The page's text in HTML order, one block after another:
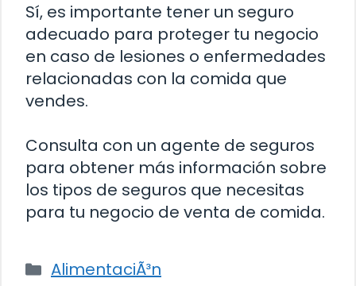
Sí, es importante tener un seguro
adecuado para proteger tu negocio
en caso de lesiones o enfermedades
relacionadas con la comida que
vendes.
Consulta con un agente de seguros
para obtener más información sobre
los tipos de seguros que necesitas
para tu negocio de venta de comida.
Categorías
AlimentaciÃ³n